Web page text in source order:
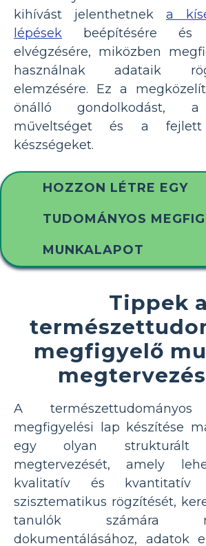
kihívást jelenthetnek a
lépések beépítésére és
elvégzésére, miközben
használnak adataik
elemzésére. Ez a
önálló gondolkodást, a
műveltséget és a fejlett
készségeket.
HOZZON LÉTRE EGY
TUDOMÁNYOS
MUNKALAPOT
Tippek a
megfigyelő
A természettudományos
megfigyelési lap készítése
egy olyan strukturált
megtervezését, amely
kvalitatív és kvantitatív
szisztematikus rögzítését,
tanulók számára
dokumentálásához, adatok